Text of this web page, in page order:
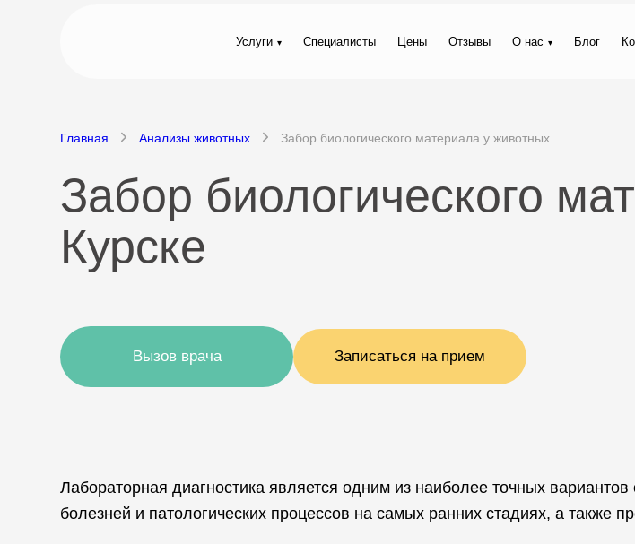
Услуги Специалисты Цены Отзывы О нас Блог
Главная Анализы животных Забор биологического материала у животных
Забор биологического
Курске
Вызов врача Записаться на прием
Лабораторная диагностика является одним из наиболее точных
болезней и патологических процессов на самых ранних стадиях, а также